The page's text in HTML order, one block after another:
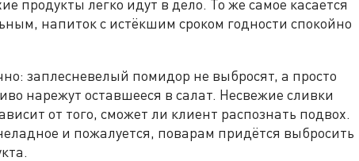
продукты легко идут в дело. То же самое касается
напиток с истёкшим сроком годности спокойно
заплесневелый помидор не выбросят, а просто
нарежут оставшееся в салат. Несвежие сливки
от того, сможет ли клиент распознать подвох.
и пожалуется, поварам придётся выбросить